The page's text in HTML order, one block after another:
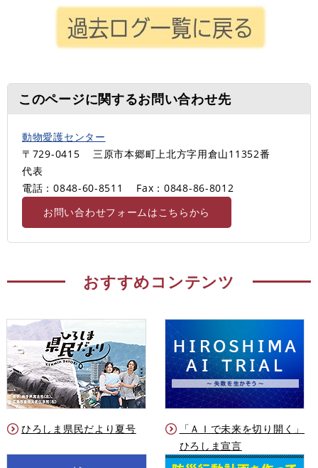
このページに関するお問い合わせ先
動物愛護センター
〒729-0415
三原市本郷町上北方字用倉山11352番
代表
電話：0848-60-8511
Fax：0848-86-8012
お問い合わせフォームはこちらから
おすすめコンテンツ
ひろしま県民だより夏号
「ＡＩで未来を切り開く」
ひろしま宣言